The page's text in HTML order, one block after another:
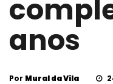
anos
Por Mural da Vila